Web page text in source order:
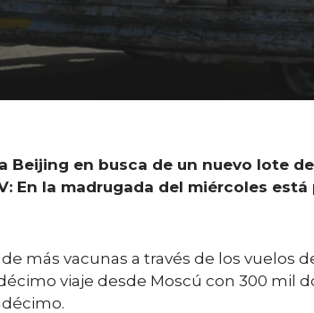
Beijing en busca de un nuevo lote
En la madrugada del miércoles
más vacunas a través de los
viaje desde Moscú con 300 mil